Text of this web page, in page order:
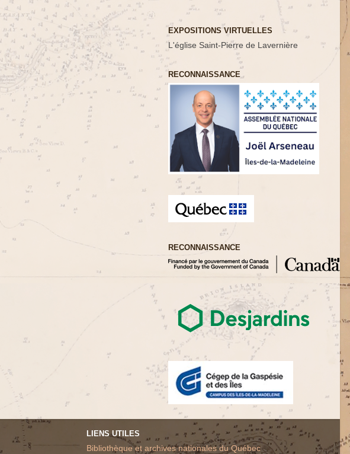
EXPOSITIONS VIRTUELLES
L'église Saint-Pierre de Lavernière
RECONNAISSANCE
RECONNAISSANCE
LIENS UTILES
Bibliothèque et archives nationales du Québec